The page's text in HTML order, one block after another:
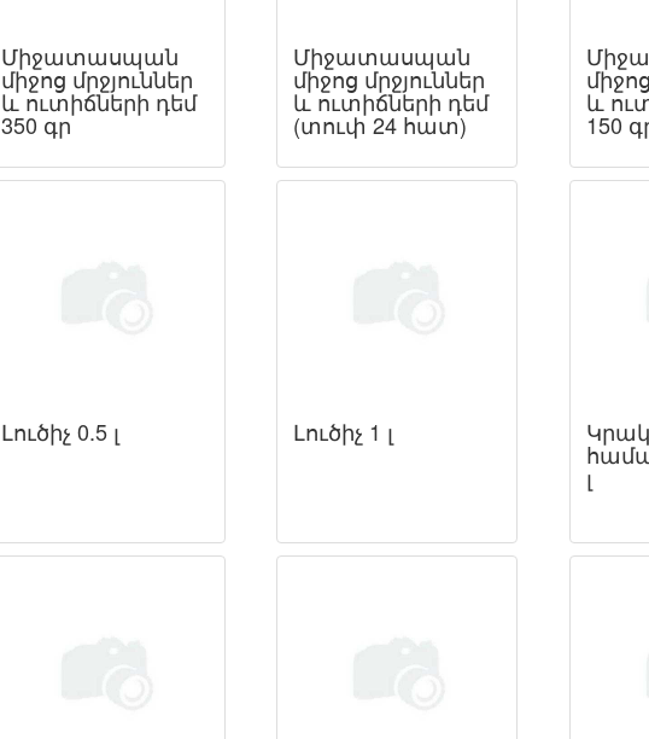
Միջատասպան
միջոց մրջյուններ
և ուտիճների դեմ
350 գր
Միջատասպան
միջոց մրջյուններ
և ուտիճների դեմ
(տուփ 24 հատ)
և
150
Լուծիչ 0.5 լ Լուծիչ 1 լ
լ